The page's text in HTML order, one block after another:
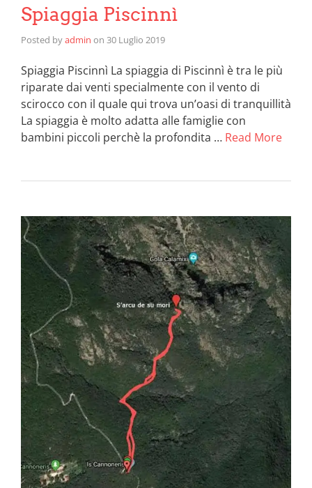
Spiaggia Piscinnì
Posted byadmin on 30 Luglio 2019
Spiaggia Piscinnì La spiaggia di Piscinnì è tra le più
riparate dai venti specialmente con il vento di
scirocco con il quale qui trova un’oasi di tranquillità
La spiaggia è molto adatta alle famiglie con
bambini piccoli perchè la profondita … Read More